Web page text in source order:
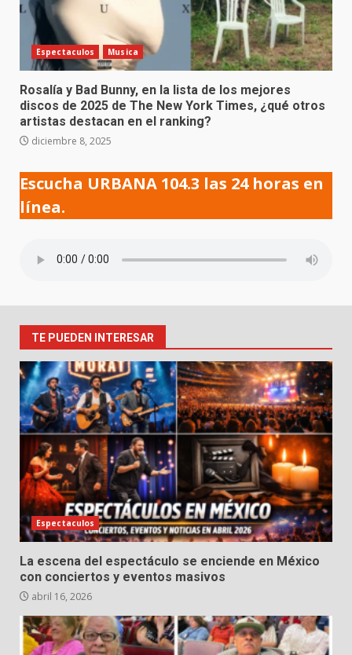
Espectaculos Musica
Rosalía y Bad Bunny, en la lista de los mejores
discos de 2025 de The New York Times, ¿qué otros
artistas destacan en el ranking?
diciembre 8, 2025
Escucha URBANA 104.3 las 24 horas en
línea.
TE PUEDEN INTERESAR
Espectaculos
La escena del espectáculo se enciende en México
con conciertos y eventos masivos
abril 16, 2026